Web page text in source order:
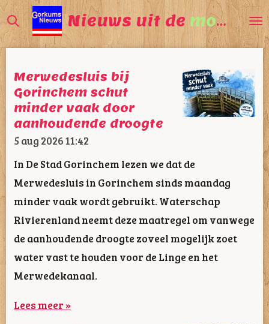
Ga
direct
naar
de
hoofdinhoud
Nieuws uit de mooiste
Merwedesluis bij
Gorinchem schut
minder vaak door
aanhoudende droogte
5 aug 202611:42
In De Stad Gorinchem lezen we dat de
Merwedesluis in Gorinchem sinds maandag
minder vaak wordt gebruikt. Waterschap
Rivierenland neemt deze maatregel om vanwege
de aanhoudende droogte zoveel mogelijk zoet
water vast te houden voor de Linge en het
Merwedekanaal.
Lees meer »